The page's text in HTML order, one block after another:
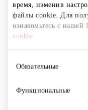
время, изменив
файлы cookie. Для
ознакомьтесь с нашей
cookie
согласия
Обязательные
Функциональные
Другие